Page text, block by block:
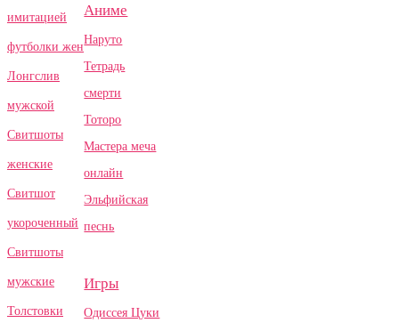
имитацией
футболки жен
Лонгслив
мужской
Свитшоты
женские
Свитшот
укороченный
Свитшоты
мужские
Толстовки
Аниме
Наруто
Тетрадь
смерти
Тоторо
Мастера меча
онлайн
Эльфийская
песнь
Игры
Одиссея Цуки